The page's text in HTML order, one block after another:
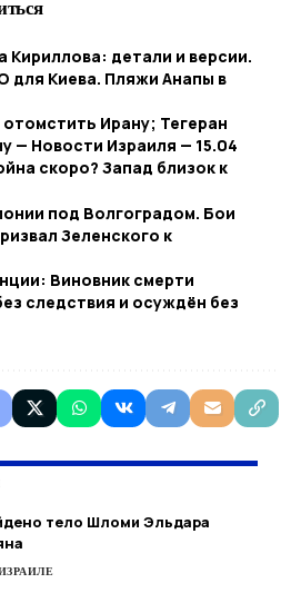
Кириллова: детали и версии.
для Киева. Пляжи Анапы в
Ирану; Тегеран
— Новости Израиля — 15.04
скоро? Запад близок к
под Волгоградом. Бои
Зеленского к
Виновник смерти
следствия и осуждён без
тело Шломи Эльдара